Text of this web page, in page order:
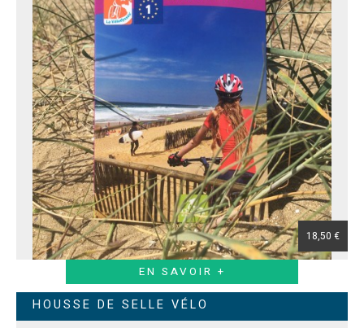
EN SAVOIR +
18,50 €
HOUSSE DE SELLE VÉLO